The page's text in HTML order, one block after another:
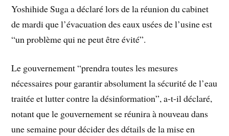
Yoshihide Suga a déclaré lors de la réunion du cabinet
de mardi que l’évacuation des eaux usées de l’usine est
“un problème qui ne peut être évité”.
Le gouvernement “prendra toutes les mesures
nécessaires pour garantir absolument la sécurité de l’eau
traitée et lutter contre la désinformation”, a-t-il déclaré,
notant que le gouvernement se réunira à nouveau dans
une semaine pour décider des détails de la mise en